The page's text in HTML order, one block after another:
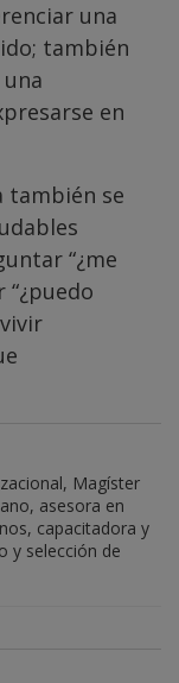
una
también
en
también se
“¿me
“¿puedo
Magíster
asesora en
capacitadora y
y selección de